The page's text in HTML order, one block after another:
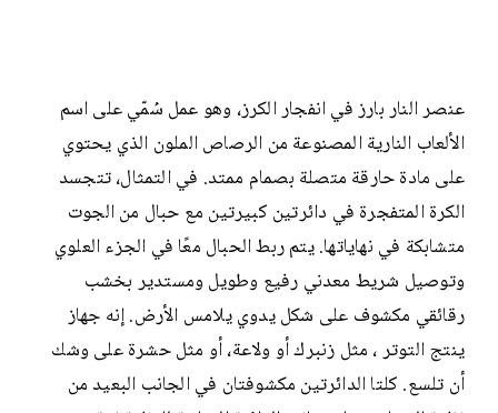
عنصر النار بارز في انفجار الكرز، وهو عمل سُمّي على اسم
الألعاب النارية المصنوعة من الرصاص الملون الذي يحتوي
على مادة حارقة متصلة بصمام ممتد. في التمثال، تتجسد
الكرة المتفجرة في دائرتين كبيرتين مع حبال من الجوت
متشابكة في نهاياتها. يتم ربط الحبال معًا في الجزء العلوي
وتوصيل شريط معدني رفيع وطويل ومستدير بخشب
رقائقي مكشوف على شكل يدوي يلامس الأرض. إنه جهاز
ينتج التوتر ، مثل زنبرك أو ولاعة، أو مثل حشرة على وشك
أن تلسع. كلتا الدائرتين مكشوفتان في الجانب البعيد من